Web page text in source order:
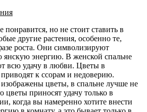
но не стоит ставить в
другие растения, особенно те,
роста. Они символизируют
янскую энергию. В женской спальне
всю удачу в любви. Цветы в
к ссорам и недоверию.
цветы, в спальне лучше не
цветы приносят удачу только в
когда вы намеренно хотите внести